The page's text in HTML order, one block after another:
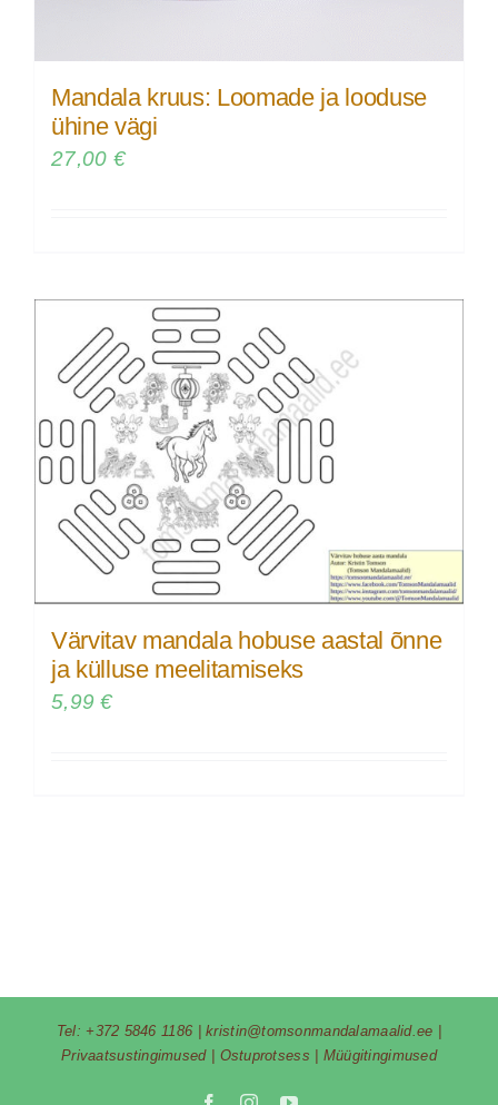
Mandala kruus: Loomade ja looduse
ühine vägi
27,00 €
Värvitav mandala hobuse aastal õnne
ja külluse meelitamiseks
5,99€
Tel: +372 5846 1186 |kristin@tomsonmandalamaalid.ee
Privaatsustingimused| Ostuprotsess Müügitingimused